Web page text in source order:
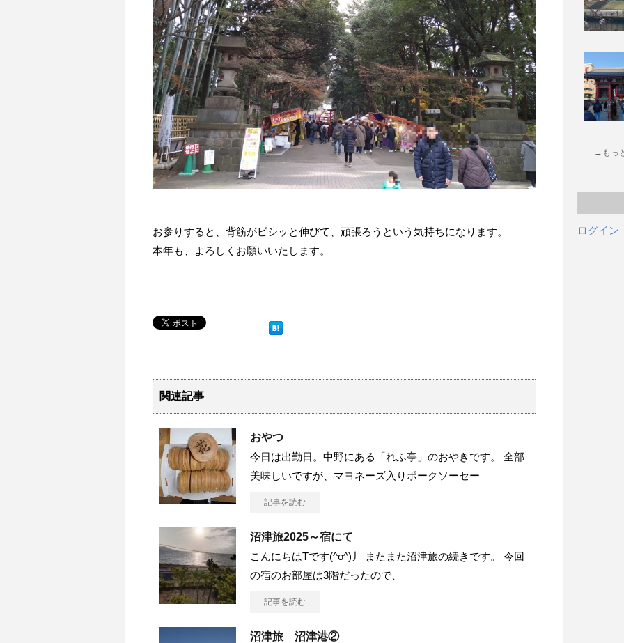
お参りすると、背筋がピシッと伸びて、頑張ろうという気持ちになります。
本年も、よろしくお願いいたします。
関連記事
おやつ
今日は出勤日。中野にある「れふ亭」のおやきです。 全部
美味しいですが、マヨネーズ入りポークソーセー
記事を読む
沼津旅2025～宿にて
こんにちはTです(^o^)丿 またまた沼津旅の続きです。 今回
の宿のお部屋は3階だったので、
記事を読む
沼津旅 沼津港②
→もっ
ログイン